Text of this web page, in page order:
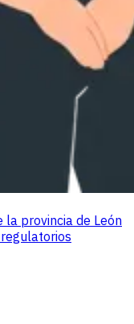
provincia de León